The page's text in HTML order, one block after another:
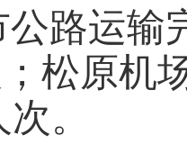
公路运输
松原机
。